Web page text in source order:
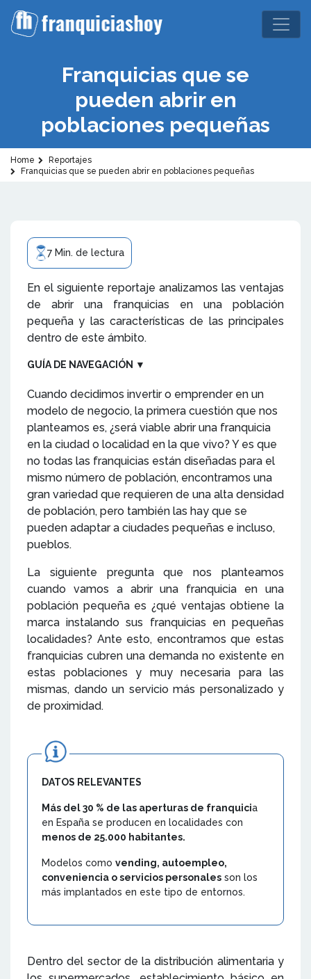
Franquicias que se
pueden abrir en
poblaciones pequeñas
Home
Reportajes
Franquicias que se pueden abrir en poblaciones pequeñas
7 Min. de lectura
En el siguiente reportaje analizamos las ventajas
de abrir una franquicias en una población
pequeña y las características de las principales
dentro de este ámbito.
GUÍA DE NAVEGACIÓN ▼
Cuando decidimos invertir o emprender en un
modelo de negocio, la primera cuestión que nos
planteamos es, ¿será viable abrir una franquicia
en la ciudad o localidad en la que vivo? Y es que
no todas las franquicias están diseñadas para el
mismo número de población, encontramos una
gran variedad que requieren de una alta densidad
de población, pero también las hay que se
pueden adaptar a ciudades pequeñas e incluso,
pueblos.
La siguiente pregunta que nos planteamos
cuando vamos a abrir una franquicia en una
población pequeña es ¿qué ventajas obtiene la
marca instalando sus franquicias en pequeñas
localidades? Ante esto, encontramos que estas
franquicias cubren una demanda no existente en
estas poblaciones y muy necesaria para las
mismas, dando un servicio más personalizado y
de proximidad.
DATOS RELEVANTES
Más del 30 % de las aperturas de franquicia
en España se producen en localidades con
menos de 25.000 habitantes.
Modelos como vending, autoempleo,
conveniencia o servicios personales son los
más implantados en este tipo de entornos.
Dentro del sector de la distribución alimentaria y